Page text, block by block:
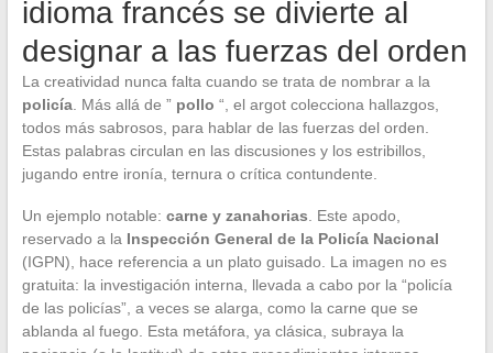
idioma francés se divierte al
designar a las fuerzas del orden
La creatividad nunca falta cuando se trata de nombrar a la
policía. Más allá de ” pollo “, el argot colecciona hallazgos,
todos más sabrosos, para hablar de las fuerzas del orden.
Estas palabras circulan en las discusiones y los estribillos,
jugando entre ironía, ternura o crítica contundente.
Un ejemplo notable: carne y zanahorias . Este apodo,
reservado a la Inspección General de la Policía Nacional
(IGPN), hace referencia a un plato guisado. La imagen no es
gratuita: la investigación interna, llevada a cabo por la “policía
de las policías”, a veces se alarga, como la carne que se
ablanda al fuego. Esta metáfora, ya clásica, subraya la